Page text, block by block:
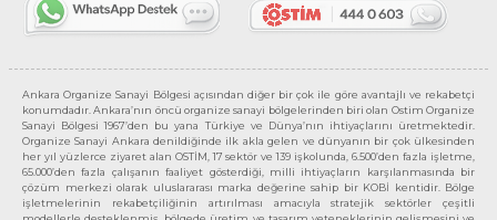
Ankara Organize Sanayi Bölgesi açısından diğer bir çok ile göre avantajlı ve rekabetçi
konumdadır. Ankara’nın öncü organize sanayi bölgelerinden biri olan Ostim Organize
Sanayi Bölgesi 1967’den bu yana Türkiye ve Dünya’nın ihtiyaçlarını üretmektedir.
Organize Sanayi Ankara denildiğinde ilk akla gelen ve dünyanın bir çok ülkesinden
her yıl yüzlerce ziyaret alan OSTİM, 17 sektör ve 139 işkolunda, 6.500’den fazla işletme,
65.000’den fazla çalışanın faaliyet gösterdiği, milli ihtiyaçların karşılanmasında bir
çözüm merkezi olarak uluslararası marka değerine sahip bir KOBİ kentidir. Bölge
işletmelerinin rekabetçiliğinin artırılması amacıyla stratejik sektörler çeşitli